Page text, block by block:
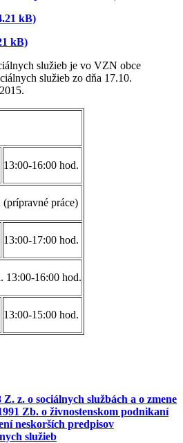
kB)
kB)
služieb je vo VZN obce
služieb zo dňa 17.10.
13:00-16:00 hod.
práce)
13:00-17:00 hod.
13:00-16:00 hod.
13:00-15:00 hod.
z. o sociálnych službách a o zmene
Zb. o živnostenskom podnikaní
neskorších predpisov
služieb